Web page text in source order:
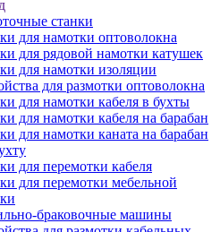
станки
для намотки оптоволокна
для рядовой намотки катушек
для намотки изоляции
для размотки оптоволокна
для намотки кабеля в бухты
для намотки кабеля на барабан
для намотки каната на барабан
для перемотки кабеля
для перемотки мебельной
браковочные машины